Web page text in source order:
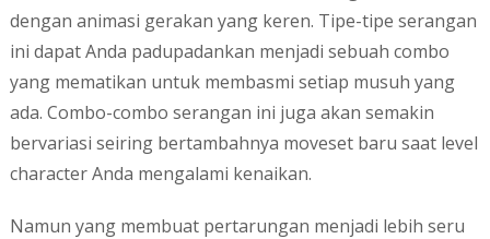
dengan animasi gerakan yang keren. Tipe-tipe serangan
ini dapat Anda padupadankan menjadi sebuah combo
yang mematikan untuk membasmi setiap musuh yang
ada. Combo-combo serangan ini juga akan semakin
bervariasi seiring bertambahnya moveset baru saat level
character Anda mengalami kenaikan.
Namun yang membuat pertarungan menjadi lebih seru